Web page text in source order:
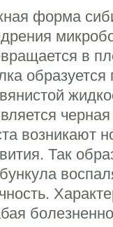
форма
в
возникают
Так